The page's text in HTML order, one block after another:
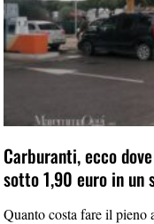
Carburanti, ecco
sotto 1,90 euro in
Quanto costa fare il pieno